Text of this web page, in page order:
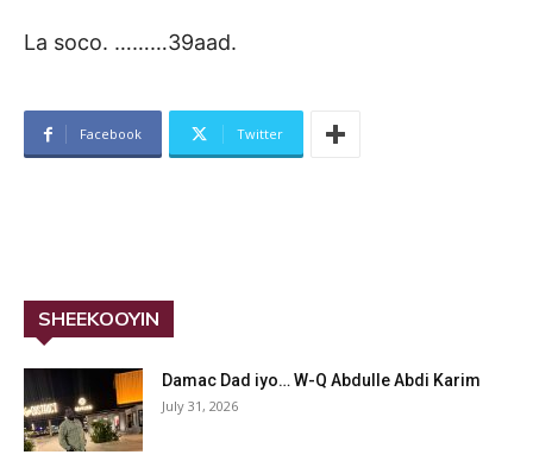
La soco. ………39aad.
Facebook Twitter
SHEEKOOYIN
Damac Dad iyo… W-Q Abdulle Abdi Karim
July 31, 2026